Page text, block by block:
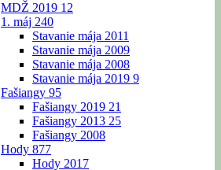
MDŽ 2019 12
1. máj 240
Stavanie mája 2011
Stavanie mája 2009
Stavanie mája 2008
Stavanie mája 2019 9
Fašiangy 95
Fašiangy 2019 21
Fašiangy 2013 25
Fašiangy 2008
Hody 877
Hody 2017